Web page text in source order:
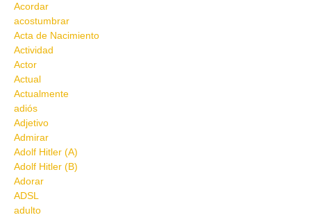
Acordar
acostumbrar
Acta de Nacimiento
Actividad
Actor
Actual
Actualmente
adiós
Adjetivo
Admirar
Adolf Hitler (A)
Adolf Hitler (B)
Adorar
ADSL
adulto